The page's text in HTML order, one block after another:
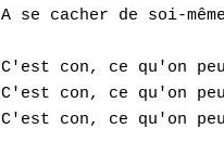
A se cacher de soi-même
C'est con, ce qu'on
C'est con, ce qu'on